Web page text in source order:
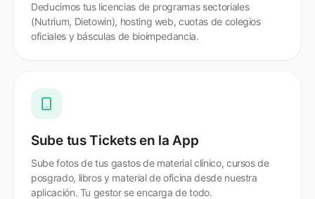
Deducimos tus licencias de programas sectoriales
(Nutrium, Dietowin), hosting web, cuotas de colegios
oficiales y básculas de bioimpedancia.
Sube tus Tickets en la App
Sube fotos de tus gastos de material clínico, cursos de
posgrado, libros y material de oficina desde nuestra
aplicación. Tu gestor se encarga de todo.